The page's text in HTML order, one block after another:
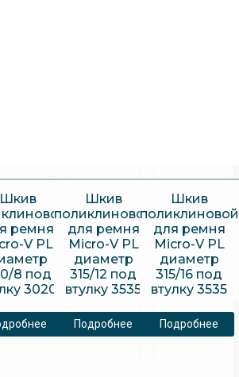
Шкив
ремня
V PL
8 под
3020
Шкив
поликлиновой
для ремня
Micro-V PL
диаметр
315/12 под
втулку 3535
Подробнее
Шкив
поликлиновой
для ремня
Micro-V PL
диаметр
315/16 под
втулку 3535
Подробнее